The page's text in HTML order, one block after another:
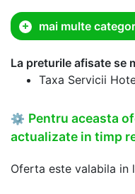
mai multe
La preturile afisate se
Taxa Servicii
⚙ Pentru aceasta
actualizate in timp
Oferta este valabila in